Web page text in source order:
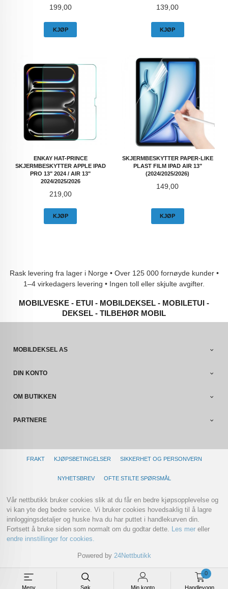
Meny Søk Min konto Handlevogn
0
Pris
199,00
KJØP
Pris
139,00
KJØP
ENKAY HAT-PRINCE
SKJERMBESKYTTER APPLE IPAD
PRO 13" 2024 / AIR 13"
2024/2025/2026
Pris
219,00
KJØP
SKJERMBESKYTTER PAPER-LIKE
PLAST FILM IPAD AIR 13"
(2024/2025/2026)
Pris
149,00
KJØP
Rask levering fra lager i Norge • Over 125 000 fornøyde kunder •
1–4 virkedagers levering • Ingen toll eller skjulte avgifter.
MOBILVESKE - ETUI - MOBILDEKSEL - MOBILETUI -
DEKSEL - TILBEHØR MOBIL
MOBILDEKSEL AS
DIN KONTO
OM BUTIKKEN
PARTNERE
FRAKT KJØPSBETINGELSER SIKKERHET OG PERSONVERN
NYHETSBREV OFTE STILTE SPØRSMÅL
Vår nettbutikk bruker cookies slik at du får en bedre kjøpsopplevelse og
vi kan yte deg bedre service. Vi bruker cookies hovedsaklig til å lagre
innloggingsdetaljer og huske hva du har puttet i handlekurven din.
Fortsett å bruke siden som normalt om du godtar dette.
Les mer eller
endre innstillinger for cookies.
Powered by 24Nettbutikk